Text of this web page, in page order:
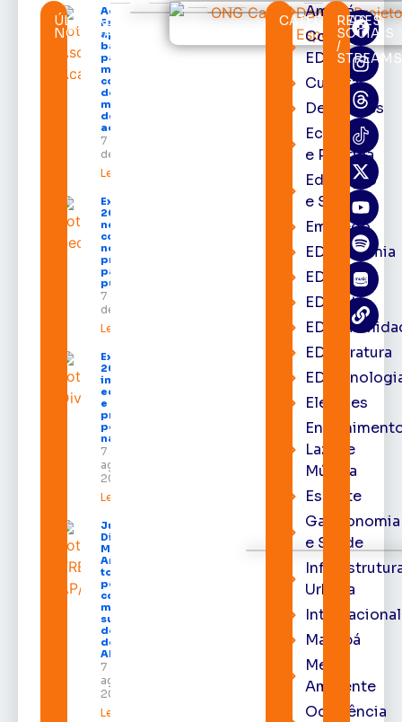
ÚLTIMAS
NOTÍCIAS
Acácio
Favacho
apresenta
balanço
parcial do
mandato
com mais
de R$ 668
milhões
destinados
ao Amapá
7 de agosto
de 2026
Leia mais »
Expofeira
2026 começa
neste sábado
com shows,
negócios e
programação
para todos os
públicos
7 de agosto
de 2026
Leia mais »
Expofeira
2026
impulsiona
economia
e aumenta
procura
por hotéis
na capital
7 de
agosto de
2026
Leia mais »
Juiz
Diego
Moura de
Araújo
toma
posse
como
membro
substituto
do Pleno
do TRE-
AP
7 de
agosto de
2026
Leia mais »
CATEGORIAS
Amapá
Cortes
EDcast
Cultura
Destaques
Economia
e Política
Educação
e Saúde
Emprego
EDacademia
EDbrasília
EDcast
EDliteratura
Eleições
Lazer e
Música
Esporte
Gastronomia
e Saúde
Urbana
Internacional
Macapá
Meio
Ambiente
Ocorrência
REDES
SOCIAIS
/
STREAMS